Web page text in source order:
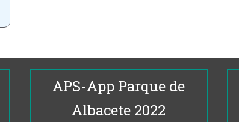
APS-App Parque de
Albacete 2022